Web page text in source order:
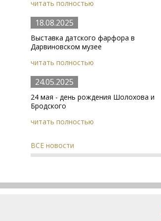
читать полностью
18.08.2025
Выставка датского фарфора в
Дарвиновском музее
читать полностью
24.05.2025
24 мая - день рождения Шолохова и
Бродского
читать полностью
ВСЕ новости